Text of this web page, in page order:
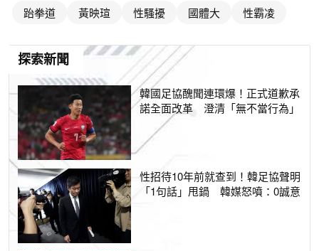
跆拳道 黃映瑄 性騷擾 國體大 性霸凌
探索新聞
韓國足協醜聞連環爆！正式道歉承
諾全面改革 澄清「無不當行為」
性招待10年前就查到！韓足協聲明
「1句話」甩鍋 韓媒怒噴：0誠意